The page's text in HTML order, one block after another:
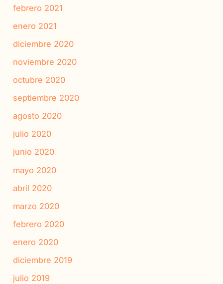
febrero 2021
enero 2021
diciembre 2020
noviembre 2020
octubre 2020
septiembre 2020
agosto 2020
julio 2020
junio 2020
mayo 2020
abril 2020
marzo 2020
febrero 2020
enero 2020
diciembre 2019
julio 2019